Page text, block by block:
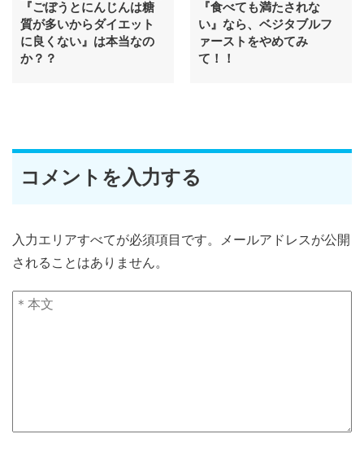
『ごぼうとにんじんは糖
質が多いからダイエット
に良くない』は本当なの
か？？
『食べても満たされな
い』なら、ベジタブルフ
ァーストをやめてみ
て！！
コメントを入力する
入力エリアすべてが必須項目です。メールアドレスが公開
されることはありません。